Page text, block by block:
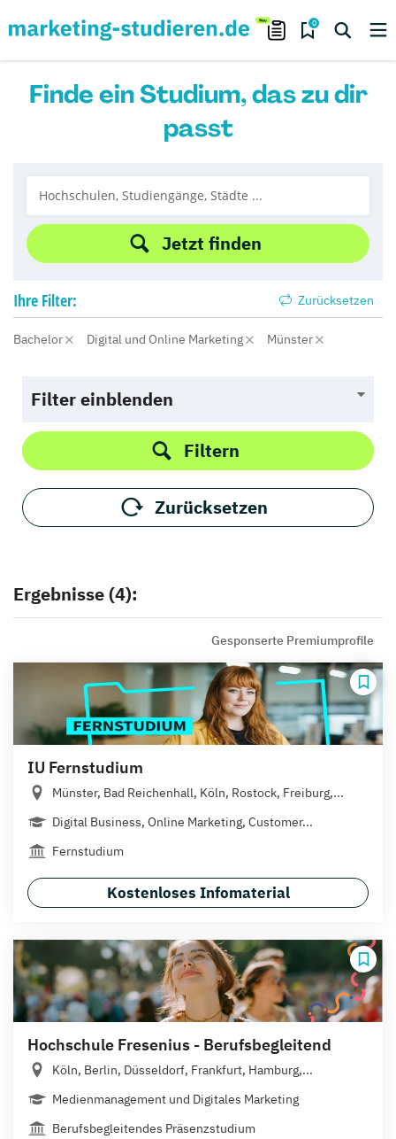
0
Finde ein Studium, das zu dir
passt
Jetzt finden
Ihre Filter: Zurücksetzen
Bachelor Digital und Online Marketing Münster
Filter einblenden
Filtern
Zurücksetzen
Ergebnisse (4):
Gesponserte Premiumprofile
IU Fernstudium
Münster, Bad Reichenhall, Köln, Rostock, Freiburg,...
Digital Business, Online Marketing, Customer...
Fernstudium
Kostenloses Infomaterial
Hochschule Fresenius - Berufsbegleitend
Köln, Berlin, Düsseldorf, Frankfurt, Hamburg,...
Medienmanagement und Digitales Marketing
Berufsbegleitendes Präsenzstudium